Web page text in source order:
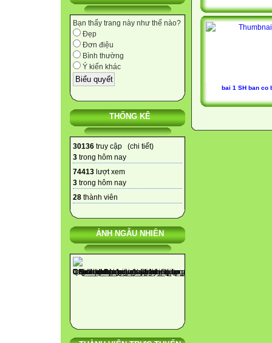
Bạn thấy trang này như thế nào?
Đẹp
Đơn điệu
Bình thường
Ý kiến khác
THỐNG KÊ
30136 truy cập (chi tiết)
3 trong hôm nay
74413 lượt xem
3 trong hôm nay
28 thành viên
ẢNH NGẪU NHIÊN
bai 1 SH ban co